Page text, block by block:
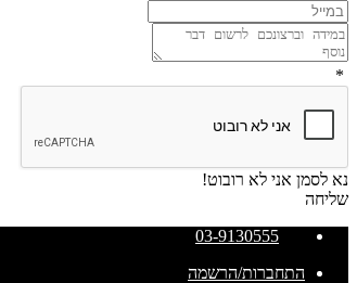
*
נא לסמן אני לא רובוט!
שליחה
03-9130555
התחברות/הרשמה